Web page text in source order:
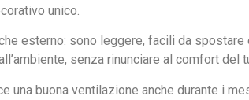
unico.
esterno: sono leggere, facili da
senza rinunciare al comfort del
una buona ventilazione anche durante i